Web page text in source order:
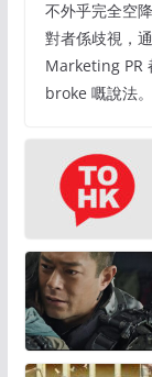
不外乎完全空
對者係歧視，
Marketing PR
broke 嘅說法。